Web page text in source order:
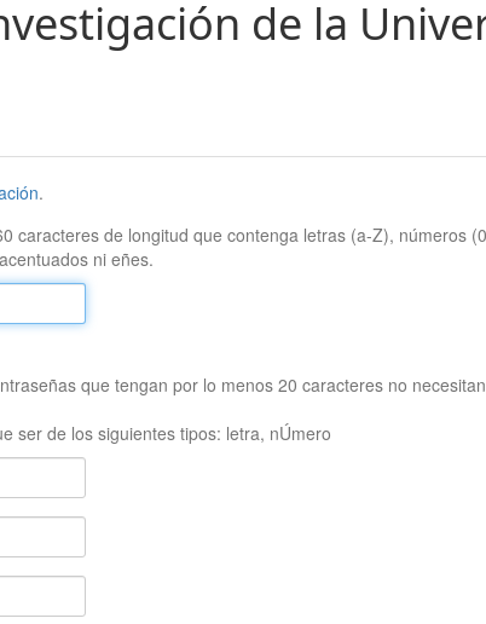
de la
.
caracteres de longitud que contenga letras (a-Z), números
ni eñes.
que tengan por lo menos 20 caracteres no
ser de los siguientes tipos: letra, nÚmero